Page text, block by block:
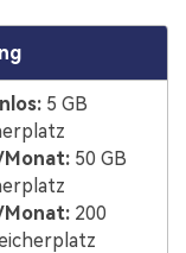
5 GB
50 GB
200